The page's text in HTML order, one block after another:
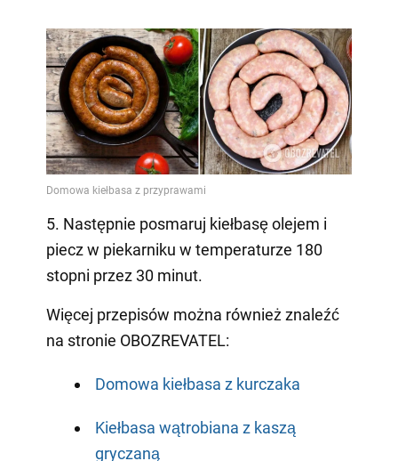
5. Następnie posmaruj kiełbasę olejem i
piecz w piekarniku w temperaturze 180
stopni przez 30 minut.
Więcej przepisów można również znaleźć
na stronie OBOZREVATEL:
Domowa kiełbasa z kurczaka
Kiełbasa wątrobiana z kaszą
gryczaną